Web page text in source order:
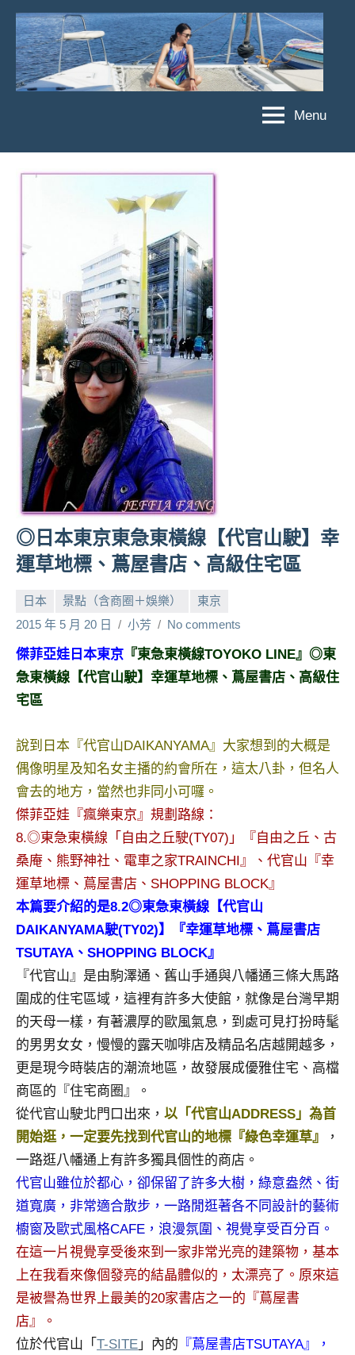
Skip
content
菲
亞
FANG
團、
題
旅
遊、
達
人
旅
節
目
來
News
金
號
節
班
底、
外
目
主
持、
吳
泰
國
旅
遊
者、
各
發
表
及
活
動
主
持、
校
企
業
講
座、
落
客
及
Menu
◎日本東京東急東橫線【代官山駛】幸
運草地標、蔦屋書店、高級住宅區
日本 景點（含商圈＋娛樂）
東京
2015 年 5 月 20 日
小芳 No comments
傑菲亞娃日本東京 『東急東橫線TOYOKO LINE』 ◎東
急東橫線【代官山駛】幸運草地標、蔦屋書店、高級住
宅區
說到日本『代官山DAIKANYAMA』大家想到的大概是
偶像明星及知名女主播的約會所在，這太八卦，但名人
會去的地方，當然也非同小可囉。
傑菲亞娃『瘋樂東京』規劃路線：
8.◎東急東橫線「自由之丘駛(TY07)」『自由之丘、古
桑庵、熊野神社、電車之家TRAINCHI』、代官山『幸
運草地標 、 蔦屋書店、SHOPPING BLOCK』
本篇要介紹的是8.2◎東急東橫線【代官山
DAIKANYAMA駛(TY02)】『幸運草地標、蔦屋書店
TSUTAYA、SHOPPING BLOCK』
『代官山』是由駒澤通、舊山手通與八幡通三條大馬路
圍成的住宅區域，這裡有許多大使館，就像是台灣早期
的天母一樣，有著濃厚的歐風氣息，到處可見打扮時髦
的男男女女，慢慢的露天咖啡店及精品名店越開越多，
更是現今時裝店的潮流地區，故發展成優雅住宅、高檔
商區的『住宅商圈』。
從代官山駛北門口出來， 以「代官山ADDRESS」為首
開始逛，一定要先找到代官山的地標『綠色幸運草』
，
一路逛八幡通上有許多獨具個性的商店。
代官山雖位於都心，卻保留了許多大樹，綠意盎然、街
道寬廣，非常適合散步，一路閒逛著各不同設計的藝術
櫥窗及歐式風格CAFE，浪漫氛圍、視覺享受百分百。
在這一片視覺享受後來到一家非常光亮的建築物，基本
上在我看來像個發亮的結晶體似的，太漂亮了。原來這
是被譽為世界上最美的20家書店之一的『蔦屋書
店』。
位於代官山「 T-SITE 」內的 『蔦屋書店TSUTAYA』，